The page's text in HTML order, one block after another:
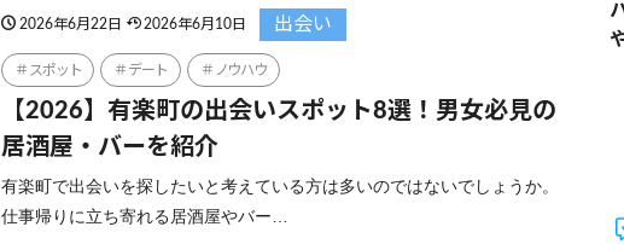
2026年6月22日 2026年6月10日 出会い
スポット デート ノウハウ
【2026】有楽町の出会いスポット8選！男女必見の
居酒屋・バーを紹介
有楽町で出会いを探したいと考えている方は多いのではないでしょうか。
仕事帰りに立ち寄れる居酒屋やバー…